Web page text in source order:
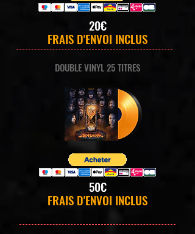
20€
FRAIS D'ENVOI INCLUS
DOUBLE VINYL 25 TITRES
50€
FRAIS D'ENVOI INCLUS